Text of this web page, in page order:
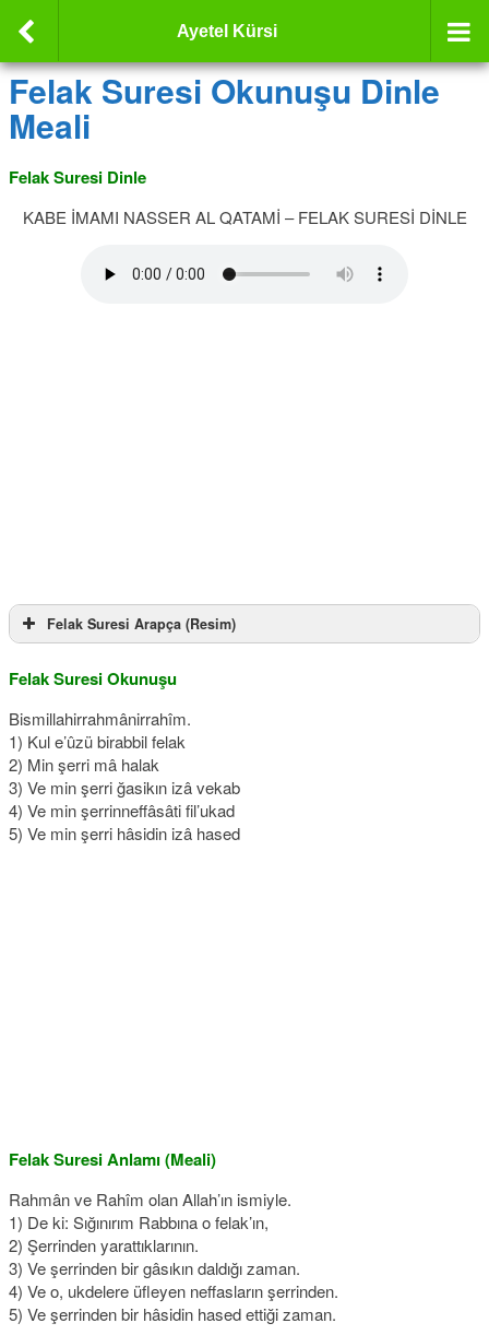
Ayetel Kürsi
Felak Suresi Okunuşu Dinle
Meali
Felak Suresi Dinle
KABE İMAMI NASSER AL QATAMİ – FELAK SURESİ DİNLE
Felak Suresi Arapça (Resim)
Felak Suresi Okunuşu
Bismillahirrahmânirrahîm.
1) Kul e’ûzü birabbil felak
2) Min şerri mâ halak
3) Ve min şerri ğasikın izâ vekab
4) Ve min şerrinneffâsâti fil’ukad
5) Ve min şerri hâsidin izâ hased
Felak Suresi Anlamı (Meali)
Rahmân ve Rahîm olan Allah’ın ismiyle.
1) De ki: Sığınırım Rabbına o felak’ın,
2) Şerrinden yarattıklarının.
3) Ve şerrinden bir gâsıkın daldığı zaman.
4) Ve o, ukdelere üfleyen neffasların şerrinden.
5) Ve şerrinden bir hâsidin hased ettiği zaman.